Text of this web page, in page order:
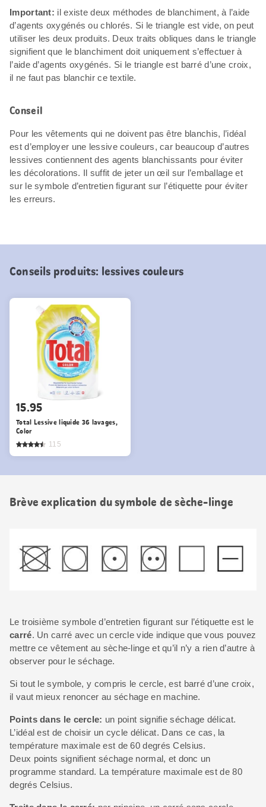
Important: il existe deux méthodes de blanchiment, à l’aide
d’agents oxygénés ou chlorés. Si le triangle est vide, on peut
utiliser les deux produits. Deux traits obliques dans le triangle
signifient que le blanchiment doit uniquement s’effectuer à
l’aide d’agents oxygénés. Si le triangle est barré d’une croix,
il ne faut pas blanchir ce textile.
Conseil
Pour les vêtements qui ne doivent pas être blanchis, l’idéal
est d’employer une lessive couleurs, car beaucoup d’autres
lessives contiennent des agents blanchissants pour éviter
les décolorations. Il suffit de jeter un œil sur l’emballage et
sur le symbole d’entretien figurant sur l’étiquette pour éviter
les erreurs.
Conseils produits: lessives couleurs
15.95
Total Lessive liquide 36 lavages,
Color
115
Brève explication du symbole de sèche-linge
Le troisième symbole d’entretien figurant sur l’étiquette est le
carré. Un carré avec un cercle vide indique que vous pouvez
mettre ce vêtement au sèche-linge et qu’il n’y a rien d’autre à
observer pour le séchage.
Si tout le symbole, y compris le cercle, est barré d’une croix,
il vaut mieux renoncer au séchage en machine.
Points dans le cercle: un point signifie séchage délicat.
L’idéal est de choisir un cycle délicat. Dans ce cas, la
température maximale est de 60 degrés Celsius.
Deux points signifient séchage normal, et donc un
programme standard. La température maximale est de 80
degrés Celsius.